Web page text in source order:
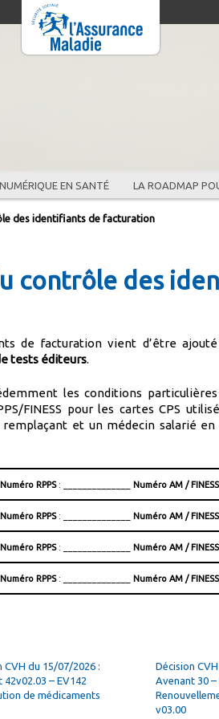
EN SANTÉ LA ROADMAP
des identifiants de facturation
contrôle des
de facturation vient d’être
tests éditeurs.
les conditions
FINESS pour les cartes CPS
et un médecin salarié
Numéro RPPS : ______________ Numéro AM /
Numéro RPPS : ______________ Numéro AM /
Numéro RPPS : ______________ Numéro AM /
Numéro RPPS : ______________ Numéro AM /
CVH du 15/07/2026 :
42v02.03 – EV142
de médicaments
Décision
Avenant 30 –
v03.00